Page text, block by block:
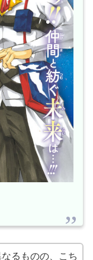
るものの、こち